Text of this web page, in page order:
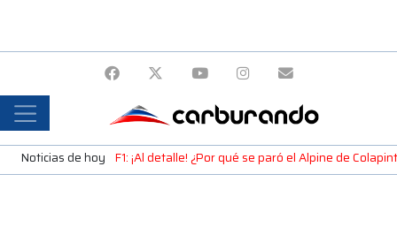
Noticias de hoy F1: ¡Al detalle! ¿Por qué se paró el Alpine de